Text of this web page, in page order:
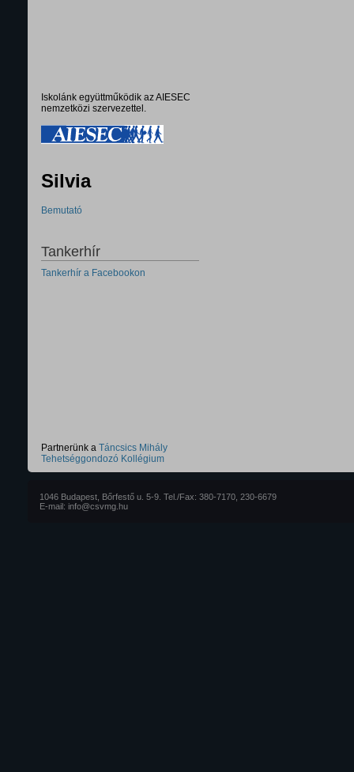
Iskolánk együttműködik az AIESEC
nemzetközi szervezettel.
Silvia
Bemutató
Tankerhír
Tankerhír a Facebookon
Partnerünk a Táncsics Mihály
Tehetséggondozó Kollégium
1046 Budapest, Bőrfestő u. 5-9. Tel./Fax: 380-7170, 230-6679
E-mail: info@csvmg.hu